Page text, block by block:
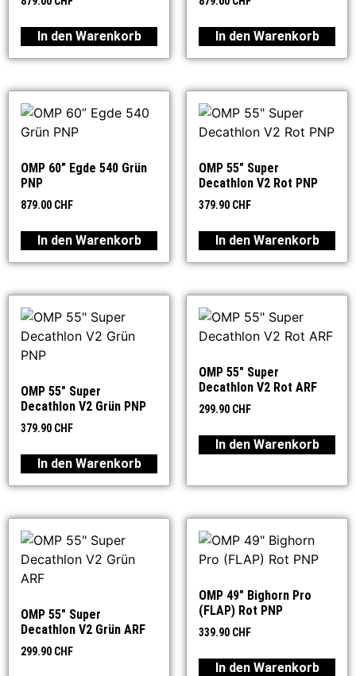
In den Warenkorb In den Warenkorb
OMP 60” Egde 540 Grün
PNP
879.00 CHF
In den Warenkorb
OMP 55″ Super
Decathlon V2 Rot PNP
379.90 CHF
In den Warenkorb
OMP 55″ Super
Decathlon V2 Grün PNP
379.90 CHF
In den Warenkorb
OMP 55″ Super
Decathlon V2 Rot ARF
299.90 CHF
In den Warenkorb
OMP 55″ Super
Decathlon V2 Grün ARF
299.90 CHF
OMP 49″ Bighorn Pro
(FLAP) Rot PNP
339.90 CHF
In den Warenkorb